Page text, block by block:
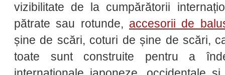
vizibilitate de la cumpărătorii
pătrate sau rotunde, accesorii de
șine de scări, coturi de șine de scări,
toate sunt construite pentru a